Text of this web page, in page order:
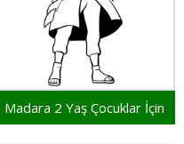
Madara 2 Yaş Çocuklar İçin